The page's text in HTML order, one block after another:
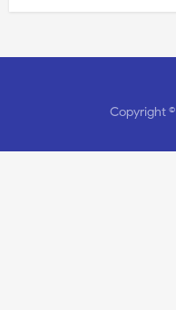
Copyright ©